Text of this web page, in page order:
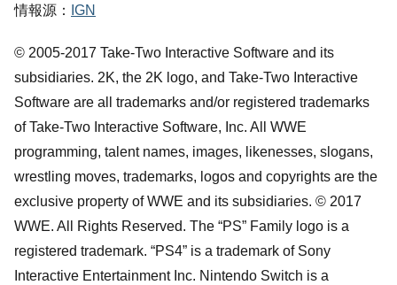
情報源： IGN
© 2005-2017 Take-Two Interactive Software and its
subsidiaries. 2K, the 2K logo, and Take-Two Interactive
Software are all trademarks and/or registered trademarks
of Take-Two Interactive Software, Inc. All WWE
programming, talent names, images, likenesses, slogans,
wrestling moves, trademarks, logos and copyrights are the
exclusive property of WWE and its subsidiaries. © 2017
WWE. All Rights Reserved. The “PS” Family logo is a
registered trademark. “PS4” is a trademark of Sony
Interactive Entertainment Inc. Nintendo Switch is a